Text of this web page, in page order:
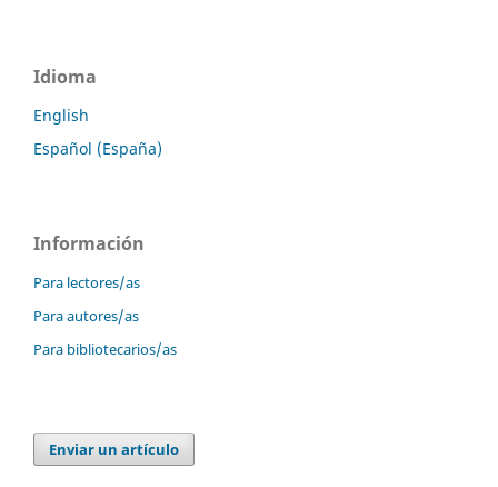
Idioma
English
Español (España)
Información
Para lectores/as
Para autores/as
Para bibliotecarios/as
Enviar un artículo